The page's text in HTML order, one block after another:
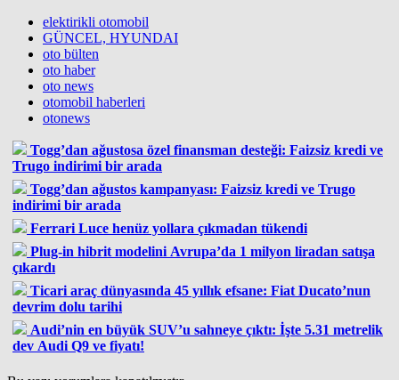
elektirikli otomobil
GÜNCEL, HYUNDAI
oto bülten
oto haber
oto news
otomobil haberleri
otonews
Togg’dan ağustosa özel finansman desteği: Faizsiz kredi ve
Trugo indirimi bir arada
Togg’dan ağustos kampanyası: Faizsiz kredi ve Trugo
indirimi bir arada
Ferrari Luce henüz yollara çıkmadan tükendi
Plug-in hibrit modelini Avrupa’da 1 milyon liradan satışa
çıkardı
Ticari araç dünyasında 45 yıllık efsane: Fiat Ducato’nun
devrim dolu tarihi
Audi’nin en büyük SUV’u sahneye çıktı: İşte 5.31 metrelik
dev Audi Q9 ve fiyatı!